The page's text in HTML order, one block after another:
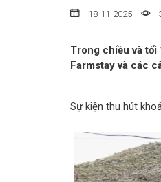
18-11-2025
Trong chiều và tối
Farmstay và các
Sự kiện thu hút